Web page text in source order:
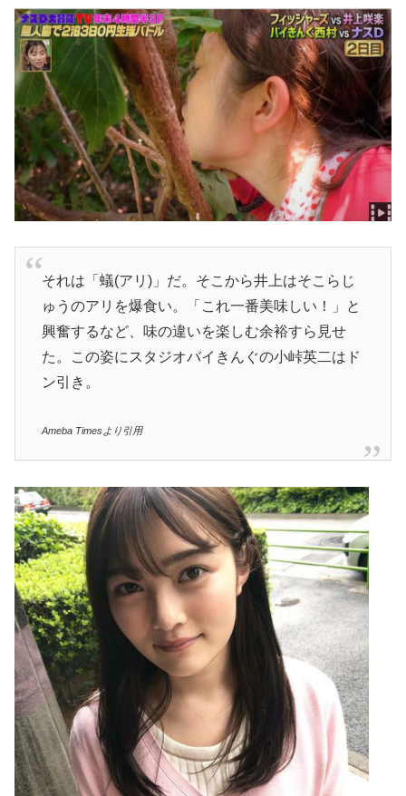
それは「蟻(アリ)」だ。そこから井上はそこらじ
ゅうのアリを爆食い。「これ一番美味しい！」と
興奮するなど、味の違いを楽しむ余裕すら見せ
た。この姿にスタジオバイきんぐの小峠英二はド
ン引き。
Ameba Timesより引用